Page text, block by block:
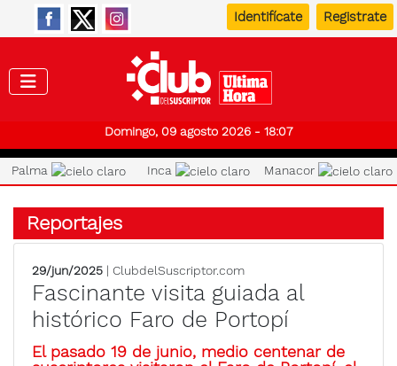
Identifícate Registrate
Domingo, 09 agosto 2026 - 18:07
Palma Inca Manacor
Reportajes
29/jun/2025 | ClubdelSuscriptor.com
Fascinante visita guiada al
histórico Faro de Portopí
El pasado 19 de junio, medio centenar de